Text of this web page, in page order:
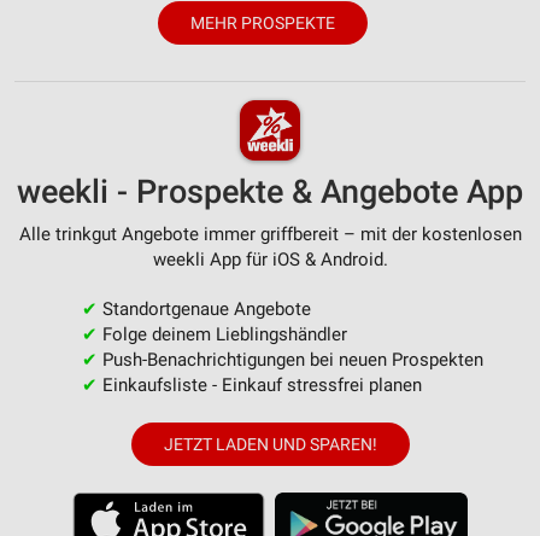
MEHR PROSPEKTE
weekli - Prospekte & Angebote App
Alle trinkgut Angebote immer griffbereit – mit der kostenlosen
weekli App für iOS & Android.
✔ Standortgenaue Angebote
✔ Folge deinem Lieblingshändler
✔ Push-Benachrichtigungen bei neuen Prospekten
✔ Einkaufsliste - Einkauf stressfrei planen
JETZT LADEN UND SPAREN!